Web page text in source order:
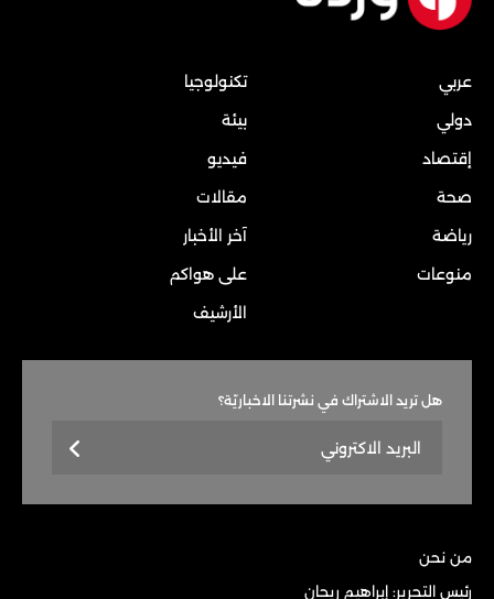
عربي
دولي
إقتصاد
صحة
رياضة
منوعات
تكنولوجيا
بيئة
فيديو
مقالات
آخر الأخبار
على هواكم
الأرشيف
هل تريد الاشتراك في نشرتنا الاخباريّة؟
من نحن
رئيس التحرير: إبراهيم ريحان